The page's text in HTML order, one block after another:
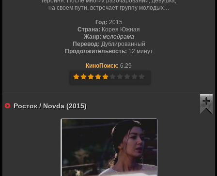
на своем пути, встречает группу молодых…
Год: 2015
Страна: Корея Южная
Жанр: мелодрама
Перевод: Дублированный
Продолжительность: 12 минут
КиноПоиск: 6.29
Росток / Novda (2015)